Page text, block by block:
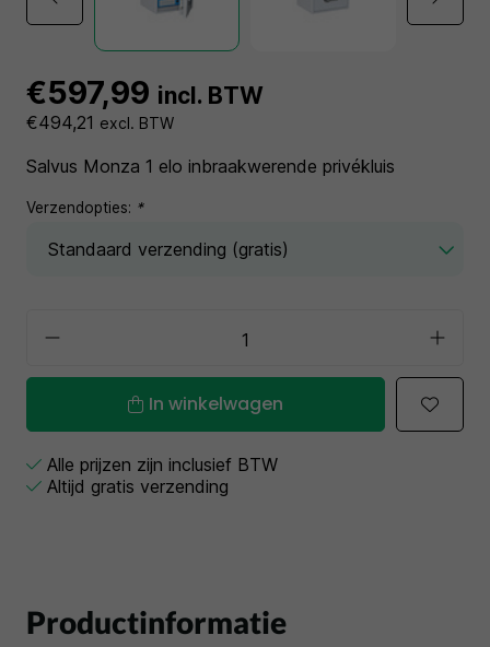
€597,99 incl. BTW
€494,21 excl. BTW
Salvus Monza 1 elo inbraakwerende privékluis
Verzendopties: *
In winkelwagen
Alle prijzen zijn inclusief BTW
Altijd gratis verzending
Productinformatie